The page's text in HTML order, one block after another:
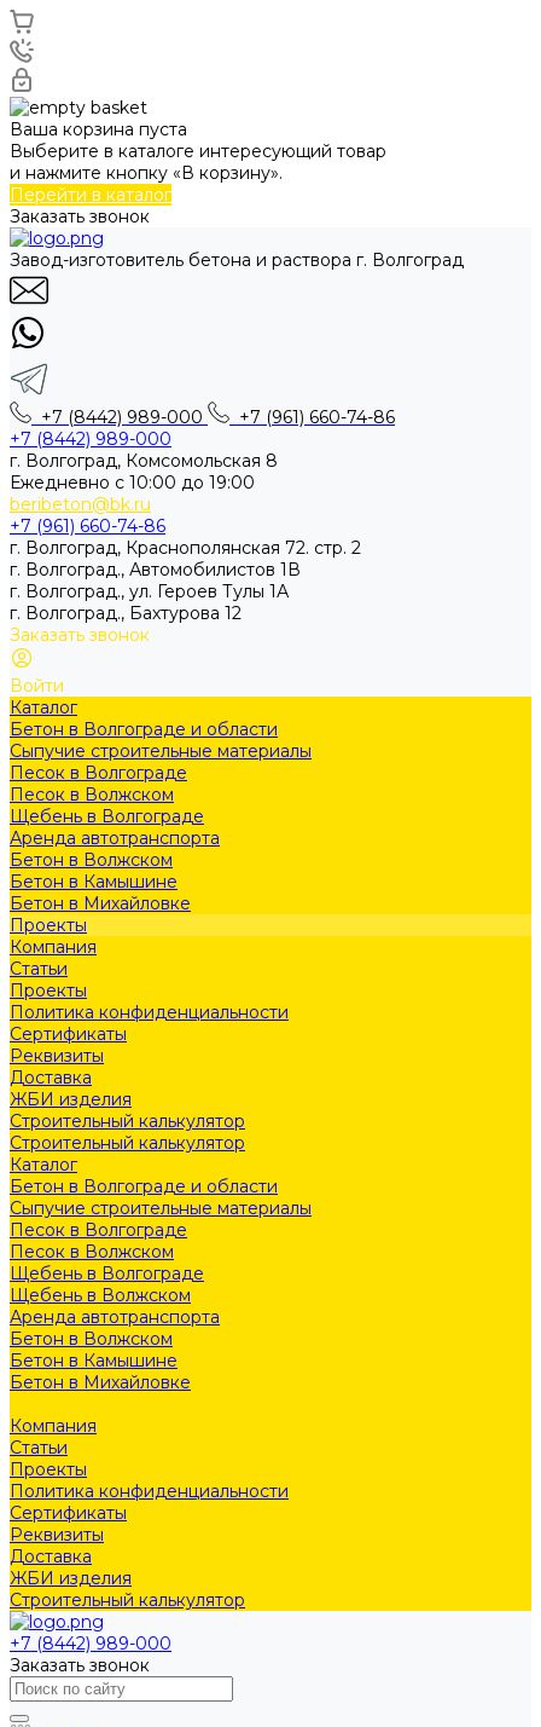
Ваша корзина пуста
Выберите в каталоге интересующий товар
и нажмите кнопку «В корзину».
Перейти в каталог
Заказать звонок
Завод-изготовитель бетона и раствора г. Волгоград
+7 (8442) 989-000
+7 (961) 660-74-86
+7 (8442) 989-000
г. Волгоград, Комсомольская 8
Ежедневно с 10:00 до 19:00
beribeton@bk.ru
+7 (961) 660-74-86
г. Волгоград, Краснополянская 72. стр. 2
г. Волгоград., Автомобилистов 1В
г. Волгоград., ул. Героев Тулы 1А
г. Волгоград., Бахтурова 12
Заказать звонок
Войти
Каталог
Бетон в Волгограде и области
Сыпучие строительные материалы
Песок в Волгограде
Песок в Волжском
Щебень в Волгограде
Аренда автотранспорта
Бетон в Волжском
Бетон в Камышине
Бетон в Михайловке
Проекты
Компания
Статьи
Проекты
Политика конфиденциальности
Сертификаты
Реквизиты
Доставка
ЖБИ изделия
Строительный калькулятор
Строительный калькулятор
Каталог
Бетон в Волгограде и области
Сыпучие строительные материалы
Песок в Волгограде
Песок в Волжском
Щебень в Волгограде
Щебень в Волжском
Аренда автотранспорта
Бетон в Волжском
Бетон в Камышине
Бетон в Михайловке
Компания
Статьи
Проекты
Политика конфиденциальности
Сертификаты
Реквизиты
Доставка
ЖБИ изделия
Строительный калькулятор
+7 (8442) 989-000
Заказать звонок